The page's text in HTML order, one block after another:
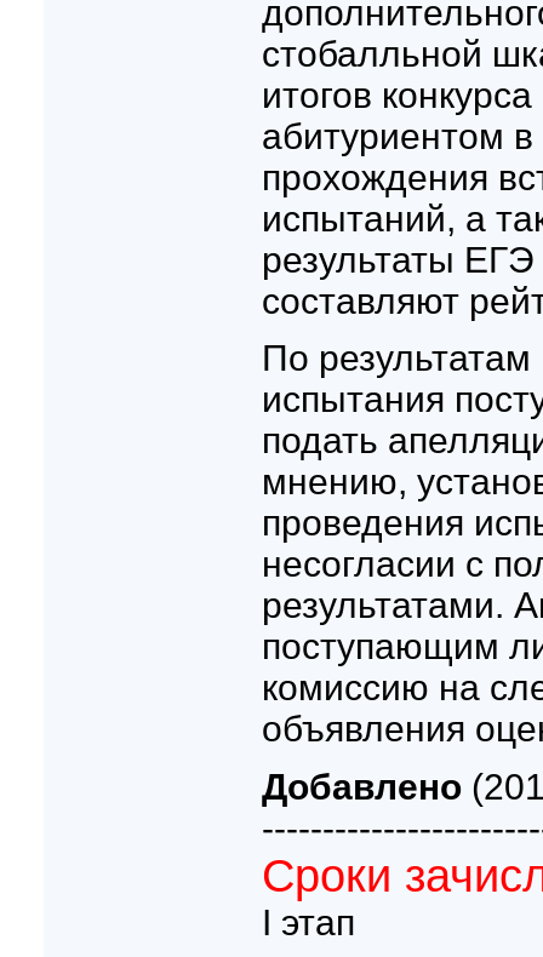
стобалльной
итогов
абитуриентом в
прохождения
испытаний, а
результаты
составляют
По результатам
испытания
подать
мнению,
проведения
несогласии с
результатами.
поступающим
комиссию на
объявления
Добавлено
Сроки
I этап